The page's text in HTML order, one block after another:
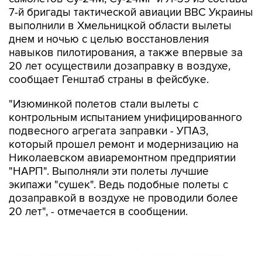
7-й бригады тактической авиации ВВС Украины
выполнили в Хмельницкой области вылеты
днем и ночью с целью восстановления
навыков пилотирования, а также впервые за
20 лет осуществили дозаправку в воздухе,
сообщает Генштаб страны в фейсбуке.
"Изюминкой полетов стали вылеты с
контрольным испытанием унифицированного
подвесного агрегата заправки - УПАЗ,
который прошел ремонт и модернизацию на
Николаевском авиаремонтном предприятии
"НАРП". Выполняли эти полеты лучшие
экипажи "сушек". Ведь подобные полеты с
дозаправкой в воздухе не проводили более
20 лет", - отмечается в сообщении.